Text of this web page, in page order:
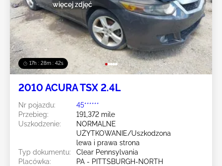
17h : 28m : 39s
więcej zdjęć
2010 ACURA TSX 2.4L
Nr pojazdu:
45******
Przebieg:
191,372 mile
Uszkodzenie:
NORMALNE
UŻYTKOWANIE/Uszkodzona
lewa i prawa strona
Typ dokumentu:
Clear Pennsylvania
Placówka:
PA - PITTSBURGH-NORTH